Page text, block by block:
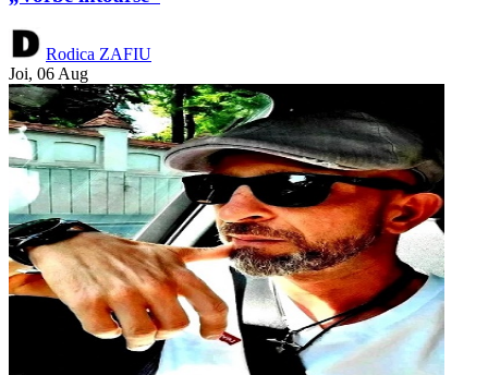
Rodica ZAFIU
Joi, 06 Aug